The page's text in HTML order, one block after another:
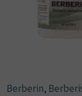
Berberin,